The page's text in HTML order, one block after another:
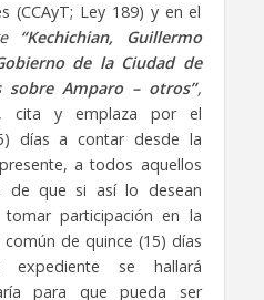
(CCAyT; Ley 189) y en el
“Kechichian, Guillermo
de la Ciudad de
sobre Amparo – otros”,
cita y emplaza por el
días a contar desde la
a todos aquellos
de que si así lo desean
participación en la
de quince (15) días
expediente se hallará
para que pueda ser